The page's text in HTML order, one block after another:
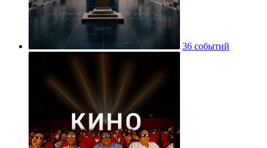
36 событий